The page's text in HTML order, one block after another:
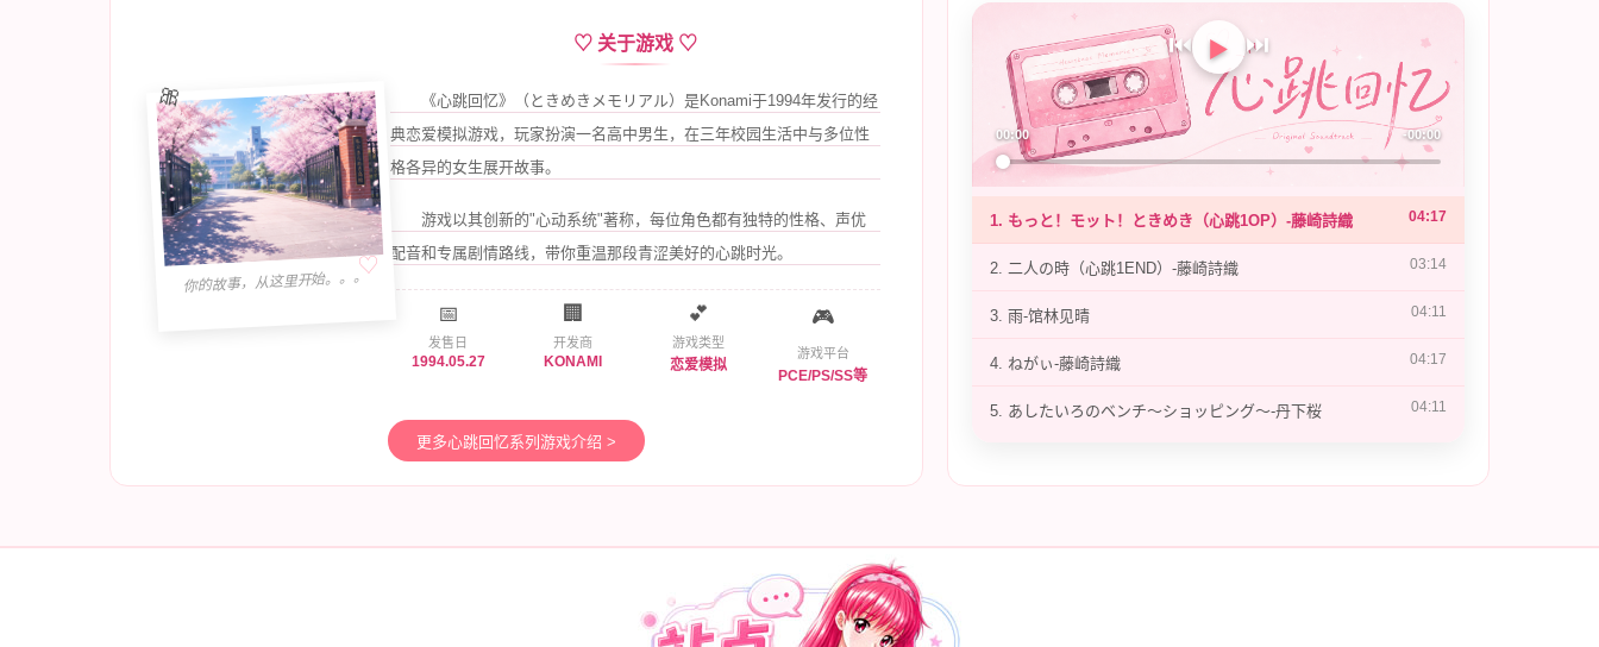
你的故事，从这里开始。。。
♡ 关于游戏 ♡
《心跳回忆》（ときめきメモリアル）是Konami于1994年发行的经
典恋爱模拟游戏，玩家扮演一名高中男生，在三年校园生活中与多位性
格各异的女生展开故事。
游戏以其创新的"心动系统"著称，每位角色都有独特的性格、声优
配音和专属剧情路线，带你重温那段青涩美好的心跳时光。
📅
发售日
1994.05.27
🏢
开发商
KONAMI
💕
游戏类型
恋爱模拟
🎮
游戏平台
PCE/PS/SS等
更多心跳回忆系列游戏介绍 >
⏮ ▶ ⏭
00:00 -00:00
1. もっと！モット！ときめき（心跳1OP）-藤崎詩織 04:17
2. 二人の時（心跳1END）-藤崎詩織 03:14
3. 雨-馆林见晴 04:11
4. ねがぃ-藤崎詩織 04:17
5. あしたいろのベンチ～ショッピング～-丹下桜 04:11